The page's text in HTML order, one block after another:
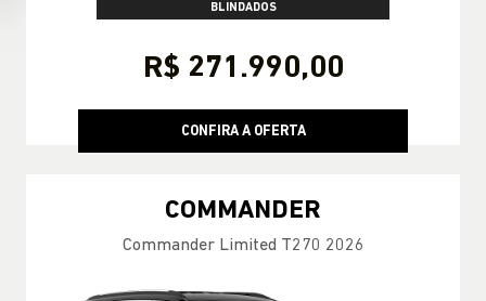
BLINDADOS
R$ 271.990,00
CONFIRA A OFERTA
COMMANDER
Commander Limited T270 2026